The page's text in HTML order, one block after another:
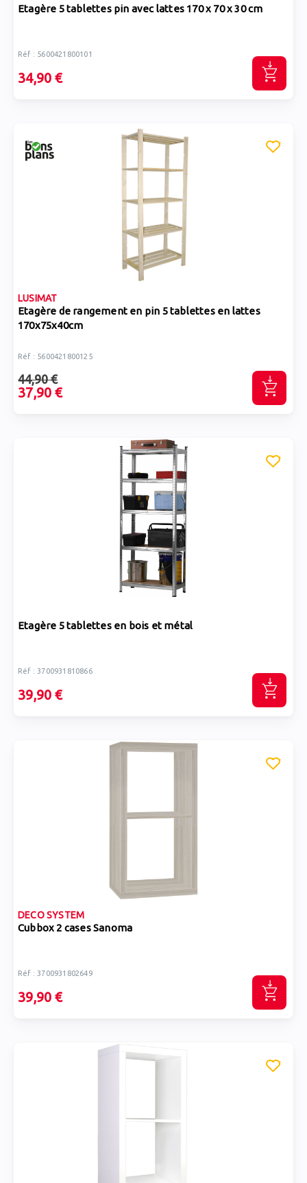
Etagère 5 tablettes pin avec lattes 170 x 70 x 30 cm
Réf : 5600421800101
34,90 €
LUSIMAT
Etagère de rangement en pin 5 tablettes en lattes
170x75x40cm
Réf : 5600421800125
37,90 €
44,90 €
Etagère 5 tablettes en bois et métal
Réf : 3700931810866
39,90 €
DECO SYSTEM
Cubbox 2 cases Sanoma
Réf : 3700931802649
39,90 €